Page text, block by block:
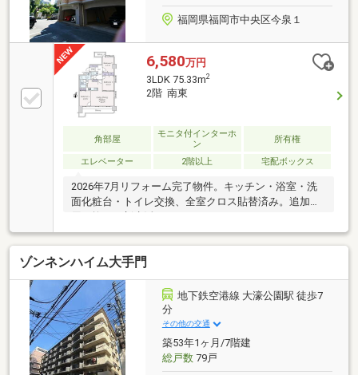
福岡県福岡市中央区今泉１
6,580万円
3LDK 75.33m2
2階 南東
角部屋
モニタ付インターホ
ン
所有権
エレベーター 2階以上 宅配ボックス
2026年7月リフォーム完了物件。キッチン・浴室・洗
面化粧台・トイレ交換、全室クロス貼替済み。追加費
ション天神南は１９９６年１月に竣工された総戸数２
０戸、１１階建てのマンションです。このお部屋は角
住戸で二面にバルコニーのついた３LDKです。敷地内
の平置き駐車場に空きがあります。（2026年8月2日現
在1.5万円～2万円） 車体サイズによっては駐車でき
ない場合があります。詳しくは担当までご確認くださ
い交通は、西鉄天神大牟田線「薬院」駅徒歩６分、
「西鉄福岡」駅徒歩９分、地下鉄七隈線「薬院」駅徒
歩６分です。
ゾンネンハイム大手門
地下鉄空港線 大濠公園駅 徒歩7
分
その他の交通
築53年1ヶ月/7階建
総戸数79戸